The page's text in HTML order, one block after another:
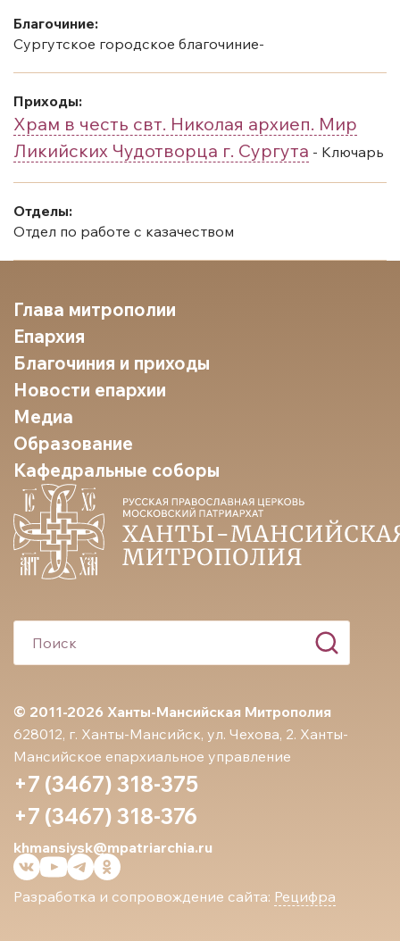
Благочиние:
Сургутское городское благочиние-
Приходы:
Храм в честь свт. Николая архиеп. Мир
Ликийских Чудотворца г. Сургута - Ключарь
Отделы:
Отдел по работе с казачеством
© 2011-2026 Ханты-Мансийская Митрополия
628012, г. Ханты-Мансийск, ул. Чехова, 2. Ханты-
Мансийское епархиальное управление
+7 (3467) 318-375
+7 (3467) 318-376
khmansiysk@mpatriarchia.ru
Разработка и сопровождение сайта: Рецифра
Глава митрополии
Епархия
Благочиния и приходы
Новости епархии
Медиа
Образование
Кафедральные соборы